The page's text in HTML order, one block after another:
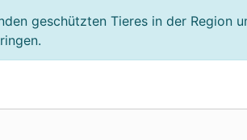
geschützten Tieres in der Region